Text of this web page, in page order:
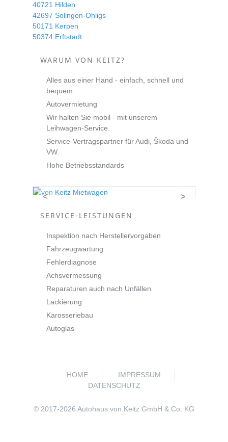
40721 Hilden
42697 Solingen-Ohligs
50171 Kerpen
50374 Erftstadt
WARUM VON KEITZ?
Alles aus einer Hand - einfach, schnell und
bequem.
Autovermietung
Wir halten Sie mobil - mit unserem
Leihwagen-Service.
Service-Vertragspartner für Audi, Škoda und
VW.
Hohe Betriebsstandards
< >
SERVICE-LEISTUNGEN
Inspektion nach Herstellervorgaben
Fahrzeugwartung
Fehlerdiagnose
Achsvermessung
Reparaturen auch nach Unfällen
Lackierung
Karosseriebau
Autoglas
HOME
IMPRESSUM
DATENSCHUTZ
© 2017-2026 Autohaus von Keitz GmbH & Co. KG